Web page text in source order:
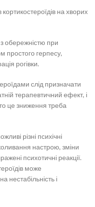
на хворих
обережністю при
простого герпесу,
рогівки.
слід призначати
терапевтичний ефект, і
це зниження треба
різні психічні
настрою, зміни
психотичні реакції.
може
нестабільність і